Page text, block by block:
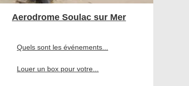
Aerodrome Soulac sur Mer
Quels sont les événements...
Louer un box pour votre...